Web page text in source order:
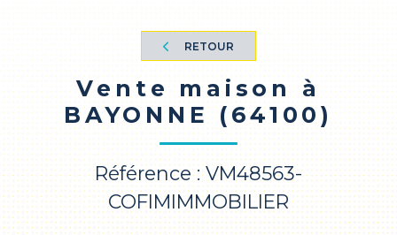
RETOUR
Vente maison à
BAYONNE (64100)
Référence : VM48563-
COFIMIMMOBILIER